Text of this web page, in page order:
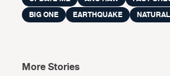
BIG ONE
EARTHQUAKE
More Stories